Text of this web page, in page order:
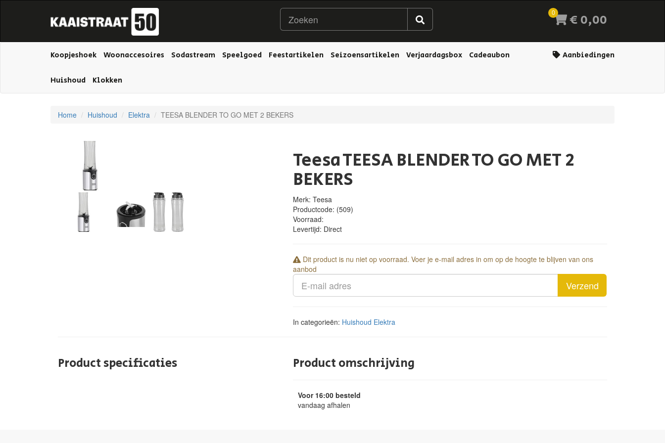
€ 0,00
0
Aanbiedingen
Koopjeshoek Woonaccesoires Sodastream Speelgoed Feestartikelen Seizoensartikelen Verjaardagsbox Cadeaubon
Huishoud Klokken
Home Huishoud Elektra TEESA BLENDER TO GO MET 2 BEKERS
Teesa TEESA BLENDER TO GO MET 2
BEKERS
Merk: Teesa
Productcode: (509)
Voorraad:
Levertijd: Direct
Dit product is nu niet op voorraad. Voer je e-mail adres in om op de hoogte te blijven van ons
aanbod
Verzend
In categorieën: Huishoud Elektra
Product specificaties Product omschrijving
Voor 16:00 besteld
vandaag afhalen